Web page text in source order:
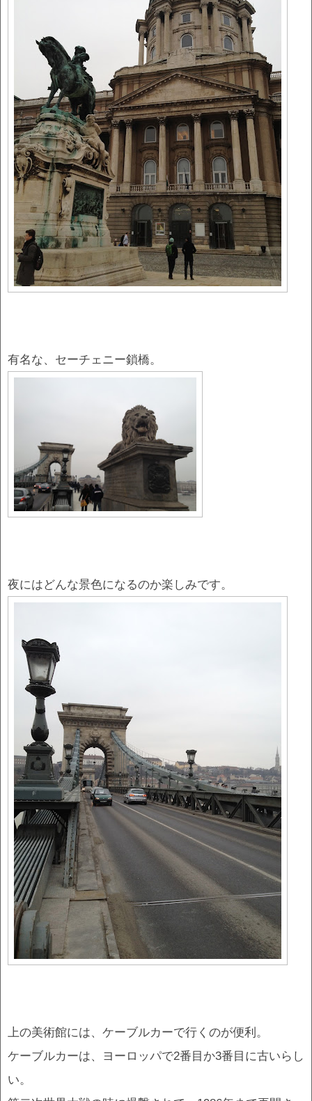
有名な、セーチェニー鎖橋。
夜にはどんな景色になるのか楽しみです。
上の美術館には、ケーブルカーで行くのが便利。
ケーブルカーは、ヨーロッパで2番目か3番目に古いらし
い。